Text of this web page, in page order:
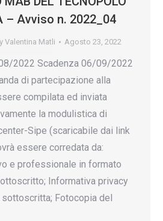
– Avviso n. 2022_04
Valentina Matli Agosto 23, 2022
2022 Scadenza 06/09/2022
di partecipazione alla
compilata ed inviata
la modulistica di
Sipe (scaricabile dai link
essere corredata da:
e professionale in formato
Informativa privacy
Fotocopia del